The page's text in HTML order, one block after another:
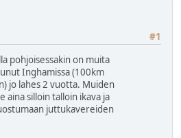
#1
pohjoisessakin on muita
Inghamissa (100km
jo lahes 2 vuotta. Muiden
aina silloin talloin ikava ja
juttukavereiden